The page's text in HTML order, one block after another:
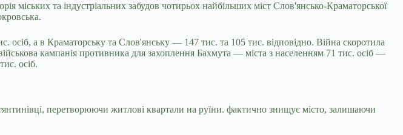
міських та індустріальних забудов чотирьох найбільших міст Слов'янсько-Краматорської
а в Краматорську та Слов'янську — 147 тис. та 105 тис. відповідно. Війна скоротила
кампанія противника для захоплення Бахмута — міста з населенням 71 тис. осіб —
осіб.
перетворюючи житлові квартали на руїни. фактично знищує місто, залишаючи